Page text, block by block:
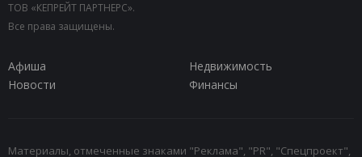
ТОВ «КЕПРЕЙТ ПАРТНЕРС».
Все права защищены.
Афиша
Недвижимость
Новости
Финансы
Материалы, отмеченные знаками "Реклама", "PR", "Спецпроект",